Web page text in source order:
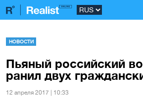
НОВОСТИ
Пьяный российский
ранил двух
12 апреля 2017 | 10:33